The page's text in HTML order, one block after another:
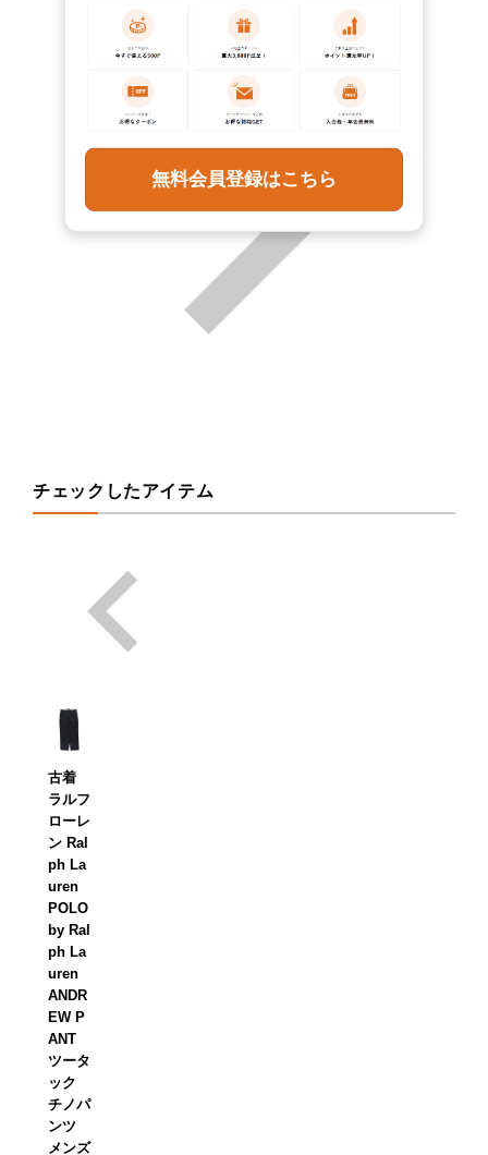
チェックしたアイテム
古着
ラルフ
ローレ
ン Ral
ph La
uren
POLO
by Ral
ph La
uren
ANDR
EW P
ANT
ツータ
ック
チノパ
ンツ
メンズ
無料会員登録はこちら